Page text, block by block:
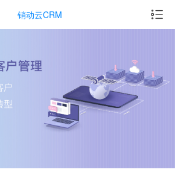
销动云CRM